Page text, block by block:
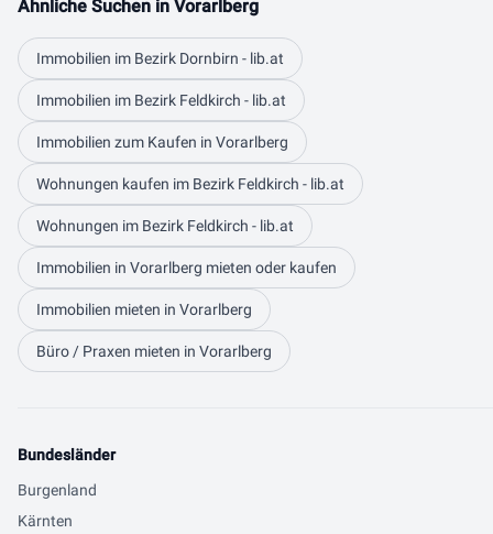
Ähnliche Suchen in Vorarlberg
Immobilien im Bezirk Dornbirn - lib.at
Immobilien im Bezirk Feldkirch - lib.at
Immobilien zum Kaufen in Vorarlberg
Wohnungen kaufen im Bezirk Feldkirch - lib.at
Wohnungen im Bezirk Feldkirch - lib.at
Immobilien in Vorarlberg mieten oder kaufen
Immobilien mieten in Vorarlberg
Büro / Praxen mieten in Vorarlberg
Bundesländer
Burgenland
Kärnten